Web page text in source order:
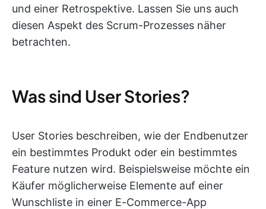
und einer Retrospektive. Lassen Sie uns auch
diesen Aspekt des Scrum-Prozesses näher
betrachten.
Was sind User Stories?
User Stories beschreiben, wie der Endbenutzer
ein bestimmtes Produkt oder ein bestimmtes
Feature nutzen wird. Beispielsweise möchte ein
Käufer möglicherweise Elemente auf einer
Wunschliste in einer E-Commerce-App